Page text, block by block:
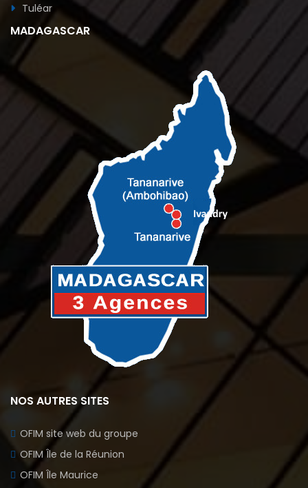
Tuléar
MADAGASCAR
NOS AUTRES SITES
OFIM site web du groupe
OFIM Île de la Réunion
OFIM Île Maurice